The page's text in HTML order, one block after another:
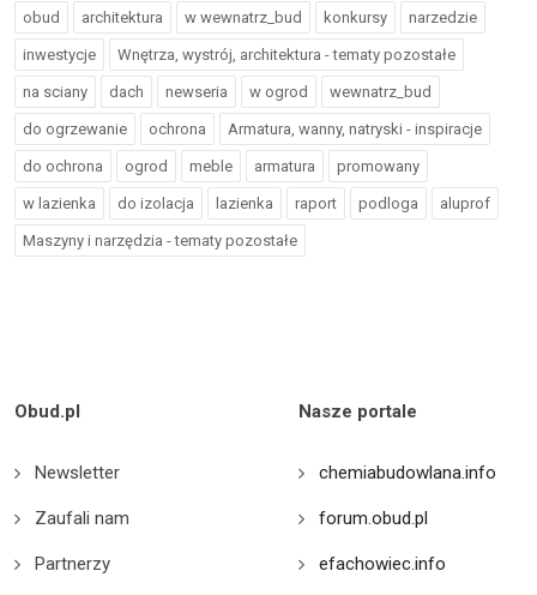
obud architektura w wewnatrz_bud konkursy narzedzie
inwestycje Wnętrza, wystrój, architektura - tematy pozostałe
na sciany dach newseria w ogrod wewnatrz_bud
do ogrzewanie ochrona Armatura, wanny, natryski - inspiracje
do ochrona ogrod meble armatura promowany
w lazienka do izolacja lazienka raport podloga aluprof
Maszyny i narzędzia - tematy pozostałe
Obud.pl
Newsletter
Zaufali nam
Partnerzy
Nasze portale
chemiabudowlana.info
forum.obud.pl
efachowiec.info